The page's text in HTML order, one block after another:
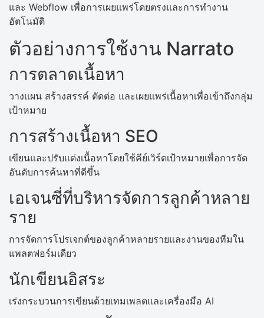
และ Webflow เพื่อการเผยแพร่โดยตรงและการทำงาน
อัตโนมัติ
ตัวอย่างการใช้งาน Narrato
การตลาดเนื้อหา
วางแผน สร้างสรรค์ ตัดต่อ และเผยแพร่เนื้อหาเพื่อเข้าถึงกลุ่ม
เป้าหมาย
การสร้างเนื้อหา SEO
เขียนและปรับแต่งเนื้อหาโดยใช้คีย์เวิร์ดเป้าหมายเพื่อการจัด
อันดับการค้นหาที่ดีขึ้น
เอเจนซี่ที่บริหารจัดการลูกค้าหลาย
ราย
การจัดการโปรเจกต์ของลูกค้าหลายรายและงานของทีมใน
แพลตฟอร์มเดียว
นักเขียนอิสระ
เร่งกระบวนการเขียนด้วยเทมเพลตและเครื่องมือ AI